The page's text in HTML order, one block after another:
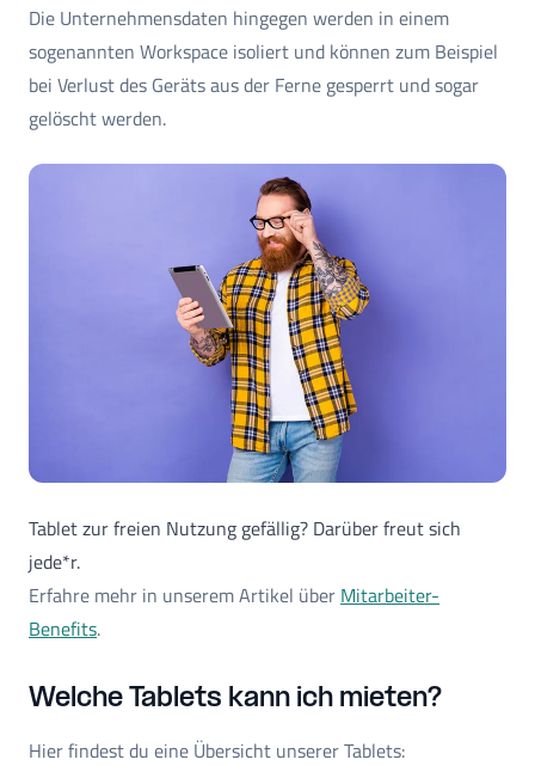
Die Unternehmensdaten hingegen werden in einem
sogenannten Workspace isoliert und können zum Beispiel
bei Verlust des Geräts aus der Ferne gesperrt und sogar
gelöscht werden.
Tablet zur freien Nutzung gefällig? Darüber freut sich
jede*r.
Erfahre mehr in unserem Artikel über Mitarbeiter-
Benefits.
Welche Tablets kann ich mieten?
Hier findest du eine Übersicht unserer Tablets: